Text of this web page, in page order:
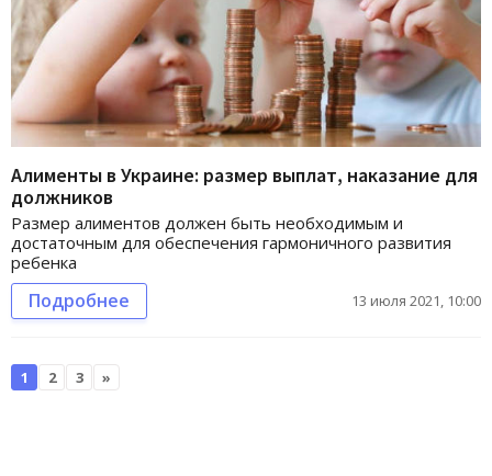
Алименты в Украине: размер выплат, наказание для
должников
Размер алиментов должен быть необходимым и
достаточным для обеспечения гармоничного развития
ребенка
Подробнее 13 июля 2021, 10:00
1 2 3 »